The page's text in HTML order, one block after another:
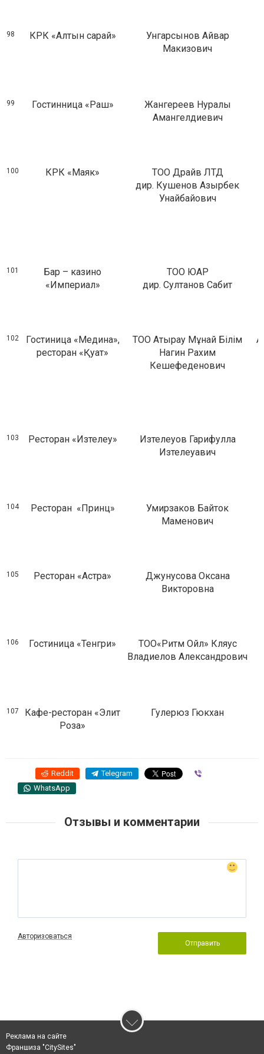
98 КРК «Алтын сарай»
Унгарсынов Айвар
Макизович
99 Гостинница «Раш»
Жангереев Нуралы
Амангелдиевич
100 КРК «Маяк»
ТОО Драйв ЛТД
дир. Кушенов Азырбек
Унайбайович
101
Бар – казино
«Империал»
ТОО ЮАР
дир. Султанов Сабит
102
Гостиница «Медина»,
ресторан «Қуат»
ТОО Атырау Мұнай Білім
Нагин Рахим
Кешефеденович
103 Ресторан «Изтелеу»
Изтелеуов Гарифулла
Изтелеуавич
104 Ресторан «Принц»
Умирзаков Байток
Маменович
105 Ресторан «Астра»
Джунусова Оксана
Викторовна
106 Гостиница «Тенгри»
ТОО«Ритм Ойл» Кляус
Владиелов Александрович
107
Кафе-ресторан «Элит
Роза»
Гулерюз Гюкхан
Reddit Telegram
WhatsApp
Отзывы и комментарии
Авторизоваться
Отправить
Реклама на сайте
Франшиза "CitySites"